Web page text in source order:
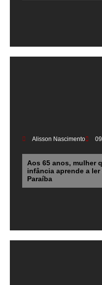
Alisson Nascimento
Aos 65 anos, mulher
infância aprende a
Paraíba